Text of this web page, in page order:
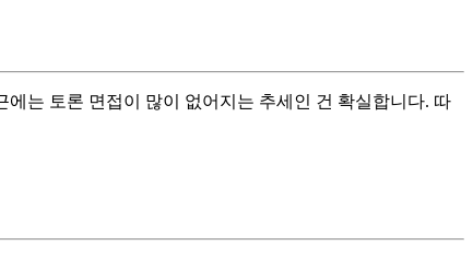
는 토론 면접이 많이 없어지는 추세인 건 확실합니다. 따